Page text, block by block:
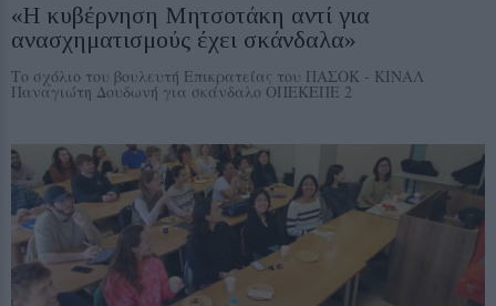
«Η κυβέρνηση Μητσοτάκη αντί για
ανασχηματισμούς έχει σκάνδαλα»
Το σχόλιο του βουλευτή Επικρατείας του ΠΑΣΟΚ - ΚΙΝΑΛ
Παναγιώτη Δουδωνή για σκάνδαλο ΟΠΕΚΕΠΕ 2